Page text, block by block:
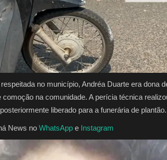
no município, Andréa Duarte era dona
comoção na comunidade. A perícia técnica
liberado para a funerária de plantão.
News no WhatsApp e Instagram